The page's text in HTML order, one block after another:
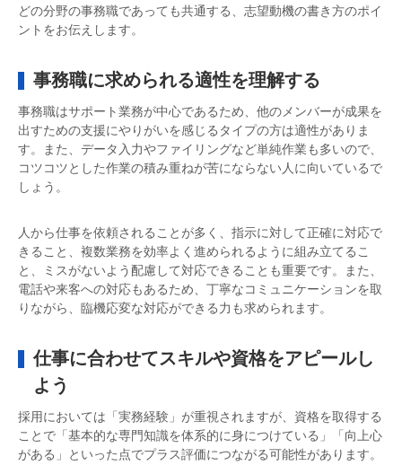
どの分野の事務職であっても共通する、志望動機の書き方のポイ
ントをお伝えします。
事務職に求められる適性を理解する
事務職はサポート業務が中心であるため、他のメンバーが成果を
出すための支援にやりがいを感じるタイプの方は適性がありま
す。また、データ入力やファイリングなど単純作業も多いので、
コツコツとした作業の積み重ねが苦にならない人に向いているで
しょう。
人から仕事を依頼されることが多く、指示に対して正確に対応で
きること、複数業務を効率よく進められるように組み立てるこ
と、ミスがないよう配慮して対応できることも重要です。また、
電話や来客への対応もあるため、丁寧なコミュニケーションを取
りながら、臨機応変な対応ができる力も求められます。
仕事に合わせてスキルや資格をアピールし
よう
採用においては「実務経験」が重視されますが、資格を取得する
ことで「基本的な専門知識を体系的に身につけている」「向上心
がある」といった点でプラス評価につながる可能性があります。